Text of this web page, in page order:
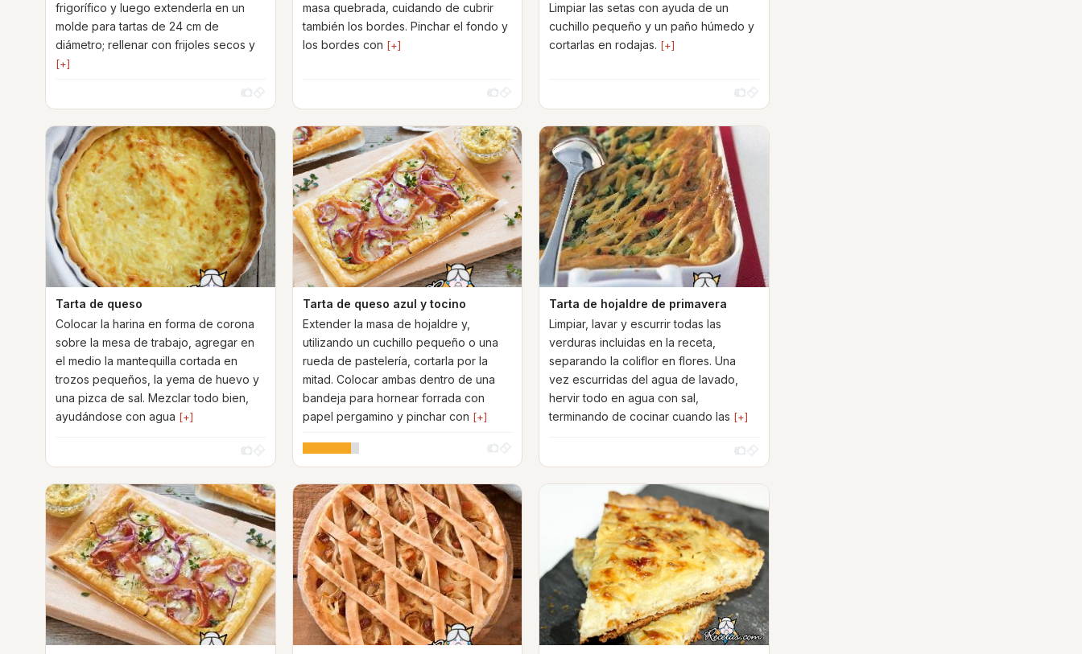
frigorífico y luego extenderla en un
molde para tartas de 24 cm de
diámetro; rellenar con frijoles secos y
[+]
masa quebrada, cuidando de cubrir
también los bordes. Pinchar el fondo y
los bordes con [+]
Limpiar las setas con ayuda de un
cuchillo pequeño y un paño húmedo y
cortarlas en rodajas. [+]
Tarta de queso
Colocar la harina en forma de corona
sobre la mesa de trabajo, agregar en
el medio la mantequilla cortada en
trozos pequeños, la yema de huevo y
una pizca de sal. Mezclar todo bien,
ayudándose con agua [+]
Tarta de queso azul y tocino
Extender la masa de hojaldre y,
utilizando un cuchillo pequeño o una
rueda de pastelería, cortarla por la
mitad. Colocar ambas dentro de una
bandeja para hornear forrada con
papel pergamino y pinchar con [+]
Tarta de hojaldre de primavera
Limpiar, lavar y escurrir todas las
verduras incluidas en la receta,
separando la coliflor en flores. Una
vez escurridas del agua de lavado,
hervir todo en agua con sal,
terminando de cocinar cuando las [+]